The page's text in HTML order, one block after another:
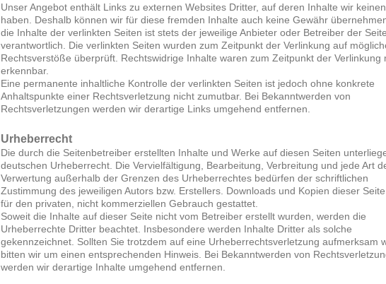
Unser Angebot enthält Links zu externen Websites Dritter, auf deren Inhalte wir
haben. Deshalb können wir für diese fremden Inhalte auch keine Gewähr
die Inhalte der verlinkten Seiten ist stets der jeweilige Anbieter oder Betreiber der
verantwortlich. Die verlinkten Seiten wurden zum Zeitpunkt der Verlinkung auf
Rechtsverstöße überprüft. Rechtswidrige Inhalte waren zum Zeitpunkt der Verlinkung
erkennbar.
Eine permanente inhaltliche Kontrolle der verlinkten Seiten ist jedoch ohne konkrete
Anhaltspunkte einer Rechtsverletzung nicht zumutbar. Bei Bekanntwerden von
Rechtsverletzungen werden wir derartige Links umgehend entfernen.
Urheberrecht
Die durch die Seitenbetreiber erstellten Inhalte und Werke auf diesen Seiten
deutschen Urheberrecht. Die Vervielfältigung, Bearbeitung, Verbreitung und jede Art
Verwertung außerhalb der Grenzen des Urheberrechtes bedürfen der schriftlichen
Zustimmung des jeweiligen Autors bzw. Erstellers. Downloads und Kopien dieser
für den privaten, nicht kommerziellen Gebrauch gestattet.
Soweit die Inhalte auf dieser Seite nicht vom Betreiber erstellt wurden, werden die
Urheberrechte Dritter beachtet. Insbesondere werden Inhalte Dritter als solche
gekennzeichnet. Sollten Sie trotzdem auf eine Urheberrechtsverletzung aufmerksam
bitten wir um einen entsprechenden Hinweis. Bei Bekanntwerden von
werden wir derartige Inhalte umgehend entfernen.